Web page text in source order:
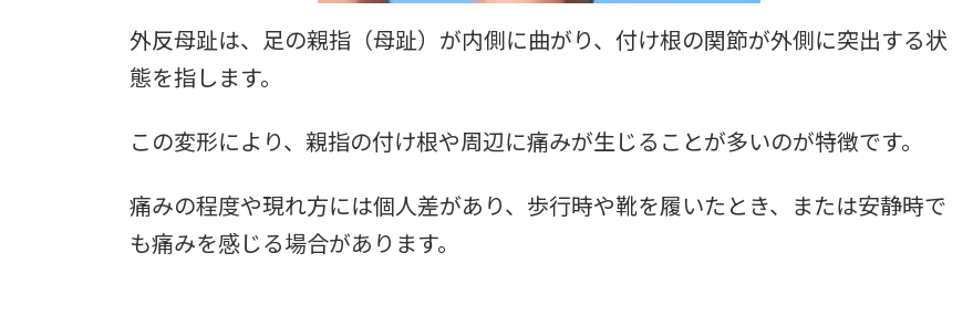
外反母趾は、足の親指（母趾）が内側に曲がり、付け根の関節が外側に突出する状
態を指します。
この変形により、親指の付け根や周辺に痛みが生じることが多いのが特徴です。
痛みの程度や現れ方には個人差があり、歩行時や靴を履いたとき、または安静時で
も痛みを感じる場合があります。